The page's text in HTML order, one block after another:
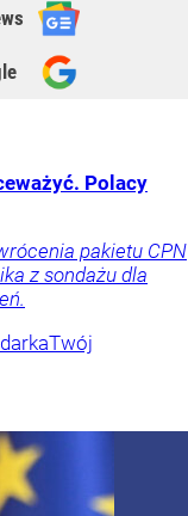
Polacy
pakietu CPN
z sondażu dla
Twój